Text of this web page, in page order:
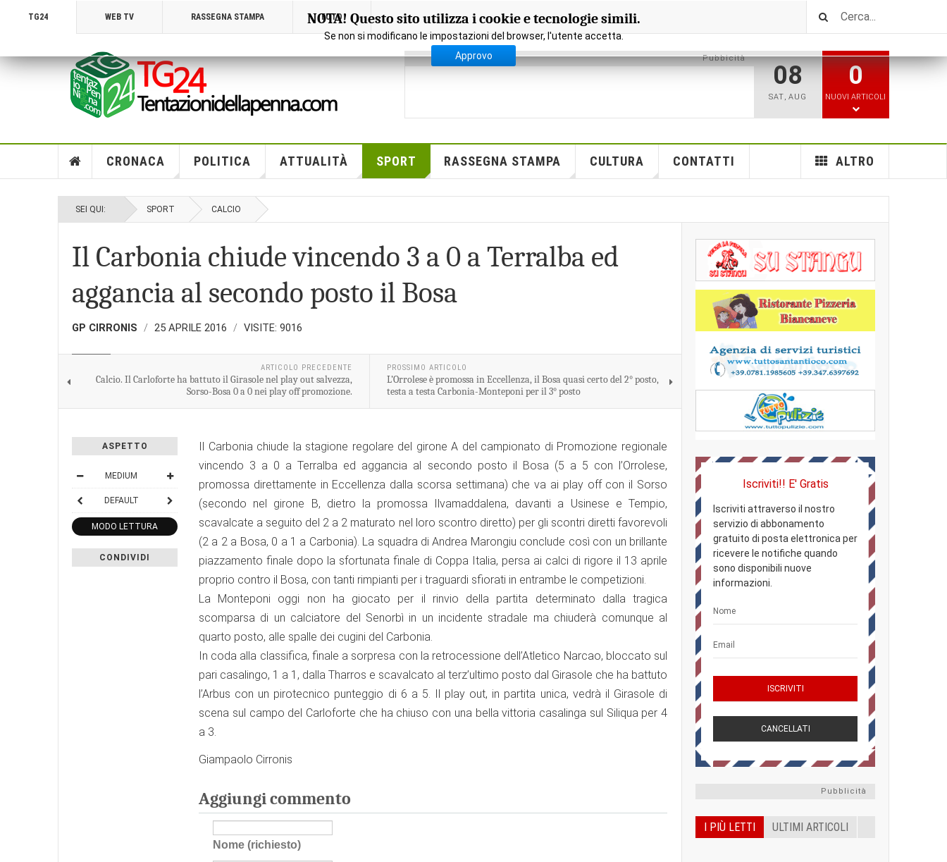
TG24 WEB TV RASSEGNA STAMPA FOTO
NOTA! Questo sito utilizza i cookie e tecnologie simili.
Se non si modificano le impostazioni del browser, l'utente accetta.
Approvo
Pubbicità
08
SAT, AUG
0
NUOVI ARTICOLI
CRONACA POLITICA ATTUALITÀ SPORT RASSEGNA STAMPA CULTURA CONTATTI ALTRO
SEI QUI: SPORT CALCIO
Il Carbonia chiude vincendo 3 a 0 a Terralba ed
aggancia al secondo posto il Bosa
GP CIRRONIS 25 APRILE 2016 VISITE: 9016
ARTICOLO PRECEDENTE
Calcio. Il Carloforte ha battuto il Girasole nel play out salvezza,
Sorso-Bosa 0 a 0 nei play off promozione.
PROSSIMO ARTICOLO
L’Orrolese è promossa in Eccellenza, il Bosa quasi certo del 2° posto,
testa a testa Carbonia-Monteponi per il 3° posto
ASPETTO
MEDIUM
DEFAULT
MODO LETTURA
CONDIVIDI
Il Carbonia chiude la stagione regolare del girone A del campionato di Promozione regionale
vincendo 3 a 0 a Terralba ed aggancia al secondo posto il Bosa (5 a 5 con l’Orrolese,
promossa direttamente in Eccellenza dalla scorsa settimana) che va ai play off con il Sorso
(secondo nel girone B, dietro la promossa Ilvamaddalena, davanti a Usinese e Tempio,
scavalcate a seguito del 2 a 2 maturato nel loro scontro diretto) per gli scontri diretti favorevoli
(2 a 2 a Bosa, 0 a 1 a Carbonia). La squadra di Andrea Marongiu conclude così con un brillante
piazzamento finale dopo la sfortunata finale di Coppa Italia, persa ai calci di rigore il 13 aprile
proprio contro il Bosa, con tanti rimpianti per i traguardi sfiorati in entrambe le competizioni.
La Monteponi oggi non ha giocato per il rinvio della partita determinato dalla tragica
scomparsa di un calciatore del Senorbì in un incidente stradale ma chiuderà comunque al
quarto posto, alle spalle dei cugini del Carbonia.
In coda alla classifica, finale a sorpresa con la retrocessione dell’Atletico Narcao, bloccato sul
pari casalingo, 1 a 1, dalla Tharros e scavalcato al terz’ultimo posto dal Girasole che ha battuto
l’Arbus con un pirotecnico punteggio di 6 a 5. Il play out, in partita unica, vedrà il Girasole di
scena sul campo del Carloforte che ha chiuso con una bella vittoria casalinga sul Siliqua per 4
a 3.
Giampaolo Cirronis
Aggiungi commento
Nome (richiesto)
Iscriviti!! E' Gratis
Iscriviti attraverso il nostro
servizio di abbonamento
gratuito di posta elettronica per
ricevere le notifiche quando
sono disponibili nuove
informazioni.
Pubblicità
I PIÙ LETTI ULTIMI ARTICOLI